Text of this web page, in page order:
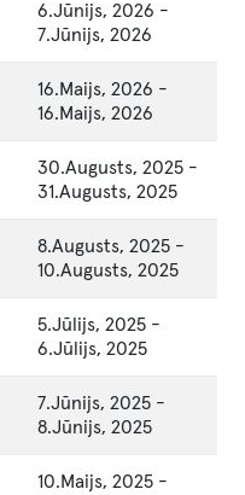
6.Jūnijs, 2026 -
7.Jūnijs, 2026
16.Maijs, 2026 -
16.Maijs, 2026
30.Augusts, 2025 -
31.Augusts, 2025
8.Augusts, 2025 -
10.Augusts, 2025
5.Jūlijs, 2025 -
6.Jūlijs, 2025
7.Jūnijs, 2025 -
8.Jūnijs, 2025
10.Maijs, 2025 -